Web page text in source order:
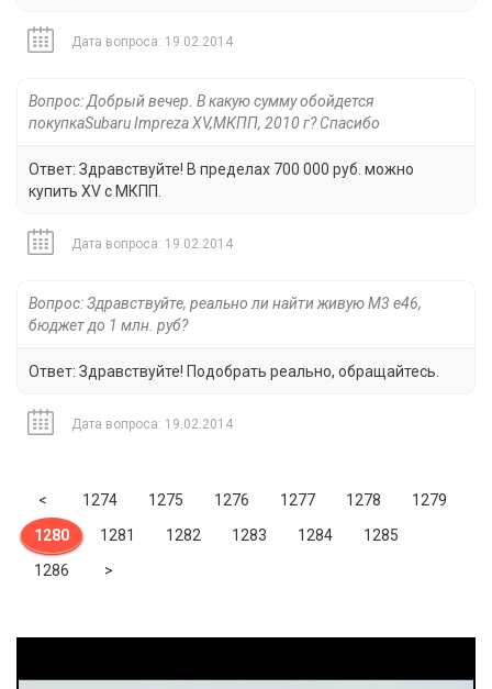
Дата вопроса: 19.02.2014
Вопрос: Добрый вечер. В какую сумму обойдется
покупкаSubaru Impreza XV,МКПП, 2010 г? Спасибо
Ответ: Здравствуйте! В пределах 700 000 руб. можно
купить XV c МКПП.
Дата вопроса: 19.02.2014
Вопрос: Здравствуйте, реально ли найти живую M3 e46,
бюджет до 1 млн. руб?
Ответ: Здравствуйте! Подобрать реально, обращайтесь.
Дата вопроса: 19.02.2014
< Previous
1274 1275 1276 1277 1278
1279
1280
1281 1282 1283 1284
1285
1286
>